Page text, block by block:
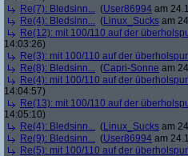
Re(7): Bledsinn... (User86994 am
Re(4): Bledsinn... (Linux_Sucks am
Re(12): mit 100/110 auf der
14:03:26)
Re(3): mit 100/110 auf der
Re(8): Bledsinn... (Capri-Sonne am
Re(4): mit 100/110 auf der
14:04:57)
Re(13): mit 100/110 auf der
14:05:10)
Re(4): Bledsinn... (Linux_Sucks am
Re(9): Bledsinn... (User86994 am
Re(5): mit 100/110 auf der